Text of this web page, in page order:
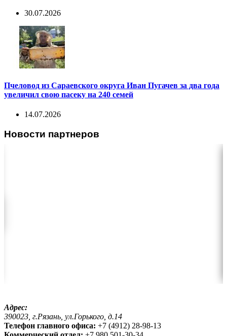
30.07.2026
Пчеловод из Сараевского округа Иван Пугачев за два года
увеличил свою пасеку на 240 семей
14.07.2026
Новости партнеров
Адрес:
390023, г.Рязань, ул.Горького, д.14
Телефон главного офиса: +7 (4912) 28-98-13